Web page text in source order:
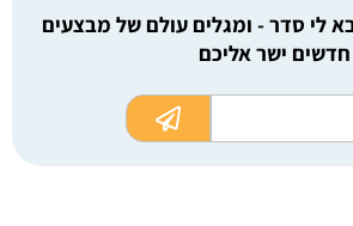
לי סדר - ומגלים עולם של מבצעים
ישר אליכם